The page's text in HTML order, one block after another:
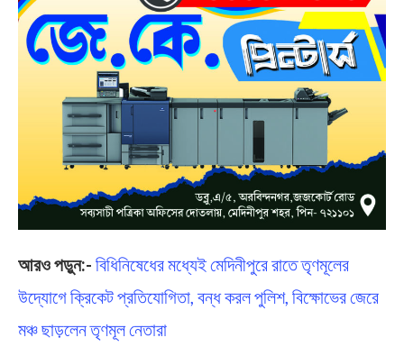
আরও পড়ুন:- বিধিনিষেধের মধ্যেই মেদিনীপুরে রাতে তৃণমূলের
উদ্যোগে ক্রিকেট প্রতিযোগিতা, বন্ধ করল পুলিশ, বিক্ষোভের জেরে
মঞ্চ ছাড়লেন তৃণমূল নেতারা